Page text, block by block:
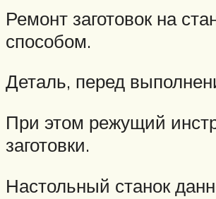
Ремонт заготовок на
способом.
Деталь, перед
При этом режущий
заготовки.
Настольный станок